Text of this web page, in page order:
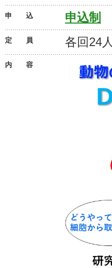
申 込 申込制
定 員 各回24人
内 容